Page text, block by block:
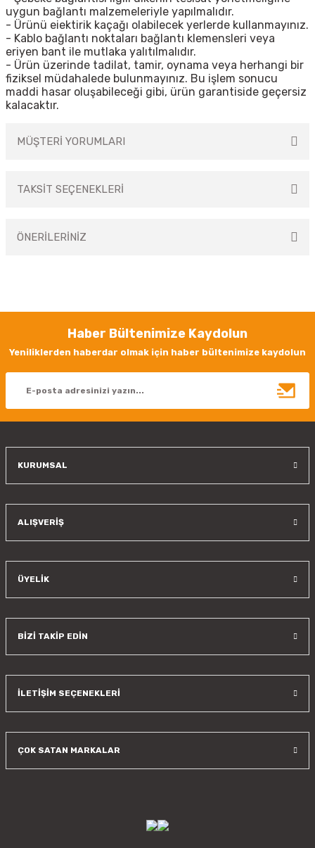
uygun bağlantı malzemeleriyle yapılmalıdır.
- Ürünü eiektirik kaçağı olabilecek yerlerde kullanmayınız.
- Kablo bağlantı noktaları bağlantı klemensleri veya
eriyen bant ile mutlaka yalıtılmalıdır.
- Ürün üzerinde tadilat, tamir, oynama veya herhangi bir
fiziksel müdahalede bulunmayınız. Bu işlem sonucu
maddi hasar oluşabileceği gibi, ürün garantiside geçersiz
kalacaktır.
MÜŞTERİ YORUMLARI
TAKSİT SEÇENEKLERİ
ÖNERİLERİNİZ
Görüş ve önerileriniz için teşekkür ederiz.
Ürün resmi kalitesiz, bozuk veya görüntülenemiyor.
Ürün bilgilerinde hatalar bulunuyor.
Haber Bültenimize Kaydolun
Yeniliklerden haberdar olmak için haber bültenimize kaydolun
KURUMSAL
ALIŞVERİŞ
ÜYELİK
BİZİ TAKİP EDİN
İLETİŞİM SEÇENEKLERİ
ÇOK SATAN MARKALAR